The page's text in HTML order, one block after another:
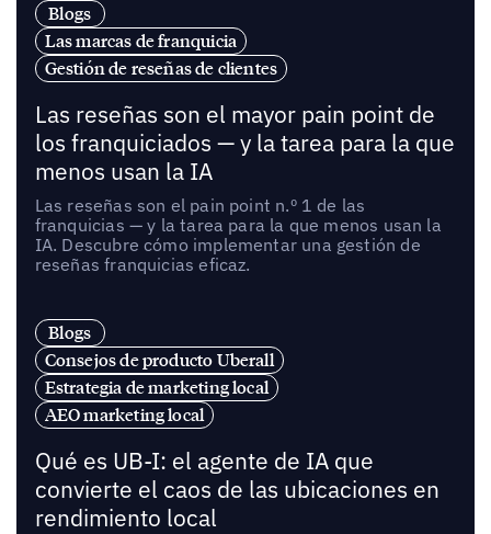
Blogs
Las marcas de franquicia
Gestión de reseñas de clientes
Las reseñas son el mayor pain point de
los franquiciados — y la tarea para la que
menos usan la IA
Las reseñas son el pain point n.º 1 de las
franquicias — y la tarea para la que menos usan la
IA. Descubre cómo implementar una gestión de
reseñas franquicias eficaz.
Blogs
Consejos de producto Uberall
Estrategia de marketing local
AEO marketing local
Qué es UB-I: el agente de IA que
convierte el caos de las ubicaciones en
rendimiento local